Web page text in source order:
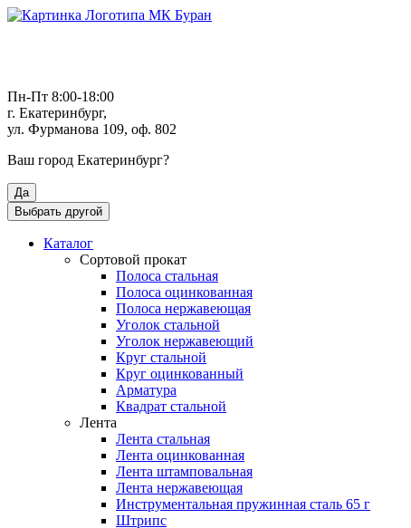
Пн-Пт 8:00-18:00
г. Екатеринбург,
ул. Фурманова 109, оф. 802
Ваш город Екатеринбург?
Да
Выбрать другой
Каталог
Сортовой прокат
Полоса стальная
Полоса оцинкованная
Полоса нержавеющая
Уголок стальной
Уголок нержавеющий
Круг стальной
Круг оцинкованный
Арматура
Квадрат стальной
Лента
Лента стальная
Лента оцинкованная
Лента штамповальная
Лента нержавеющая
Инструментальная пружинная сталь 65 г
Штрипс